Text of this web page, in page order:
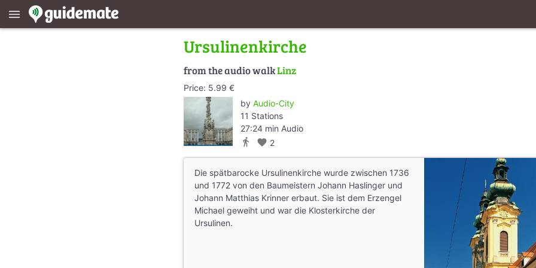
menu
Ursulinenkirche
from the audio walkLinz
Price: 5.99 €
by Audio-City
11 Stations
27:24 min Audio
directions_walk favorite 2
Die spätbarocke Ursulinenkirche wurde zwischen 1736
und 1772 von den Baumeistern Johann Haslinger und
Johann Matthias Krinner erbaut. Sie ist dem Erzengel
Michael geweiht und war die Klosterkirche der
Ursulinen.